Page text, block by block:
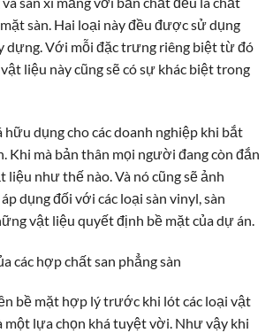
sàn. Hai loại này đều được sử dụng
dựng. Với mỗi đặc trưng riêng biệt từ đó
liệu này cũng sẽ có sự khác biệt trong
hữu dụng cho các doanh nghiệp khi bắt
Khi mà bản thân mọi người đang còn đắn
liệu như thế nào. Và nó cũng sẽ ảnh
dụng đối với các loại sàn vinyl, sàn
vật liệu quyết định bề mặt của dự án.
các hợp chất san phẳng sàn
bề mặt hợp lý trước khi lót các loại vật
một lựa chọn khá tuyệt vời. Như vậy khi